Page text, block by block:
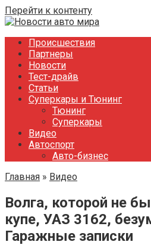
Перейти к контенту
Происшествия
Партнеры
Новости
Тест-драйв
Статьи
Суперкары и Тюнинг
Тюнинг
Суперкары
Видео
Автоспорт
Авто-бизнес
Главная » Видео
Волга, которой не
купе, УАЗ 3162,
Гаражные записки